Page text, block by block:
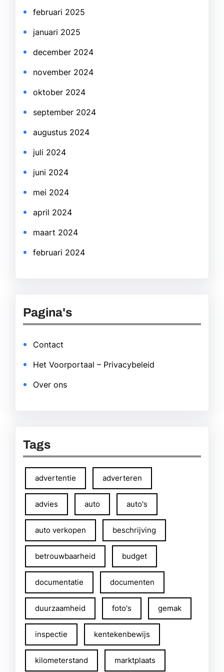
februari 2025
januari 2025
december 2024
november 2024
oktober 2024
september 2024
augustus 2024
juli 2024
juni 2024
mei 2024
april 2024
maart 2024
februari 2024
Pagina's
Contact
Het Voorportaal – Privacybeleid
Over ons
Tags
advertentie adverteren
advies auto auto's
auto verkopen beschrijving
betrouwbaarheid budget
documentatie documenten
duurzaamheid foto's gemak
inspectie kentekenbewijs
kilometerstand marktplaats